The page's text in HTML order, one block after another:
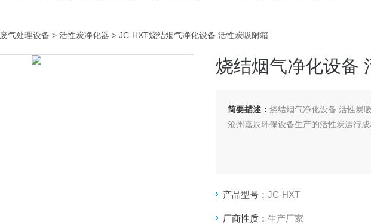
废气处理设备 > 活性炭净化器 > JC-HXT烧结烟气净化设备 活性炭吸附箱
烧结烟气净化设备
简要描述： 烧结烟气净化设备 活性炭
沧州嘉辰环保设备生产的活性炭运行
产品型号： JC-HXT
厂商性质： 生产厂家